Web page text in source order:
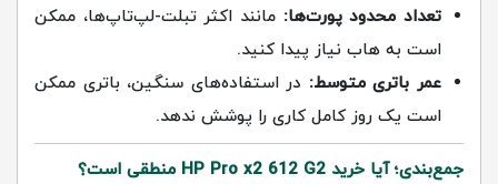
تعداد محدود پورت‌ها: مانند اکثر تبلت‌-لپ‌تاپ‌ها، ممکن
است به هاب نیاز پیدا کنید.
عمر باتری متوسط: در استفاده‌های سنگین، باتری ممکن
است یک روز کامل کاری را پوشش ندهد.
جمع‌بندی؛ آیا خرید HP Pro x2 612 G2 منطقی است؟